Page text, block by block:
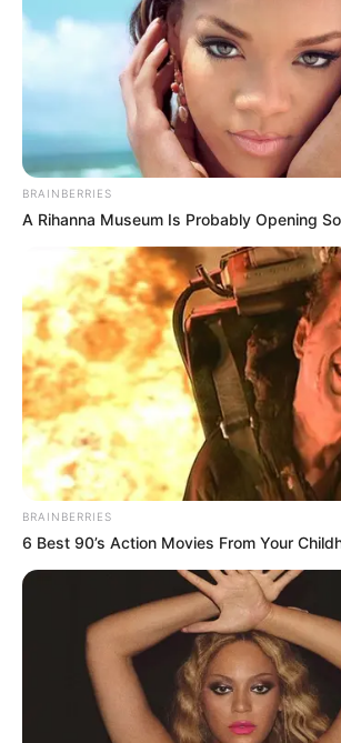
BRAINBERRIES
A Rihanna Museum Is Probably Opening
BRAINBERRIES
6 Best 90’s Action Movies From Your